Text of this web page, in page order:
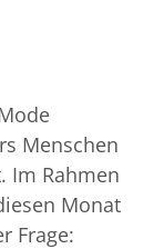
Menschen
Im Rahmen
Monat
Frage: